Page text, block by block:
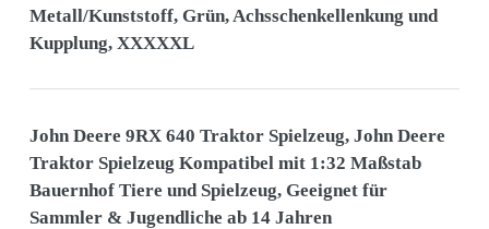
Metall/Kunststoff, Grün, Achsschenkellenkung und
Kupplung, XXXXXL
John Deere 9RX 640 Traktor Spielzeug, John Deere
Traktor Spielzeug Kompatibel mit 1:32 Maßstab
Bauernhof Tiere und Spielzeug, Geeignet für
Sammler & Jugendliche ab 14 Jahren